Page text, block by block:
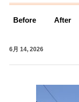
Before
6月 14, 2026